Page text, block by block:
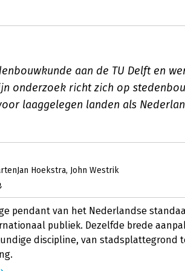
aan de TU Delft en
onderzoek richt zich op
laaggelegen landen als
Hoekstra John Westrik
pendant van het Nederlandse
publiek. Dezelfde brede
discipline, van stadsplattegrond